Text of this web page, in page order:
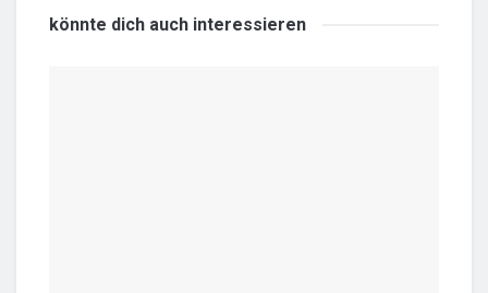
könnte dich auch interessieren